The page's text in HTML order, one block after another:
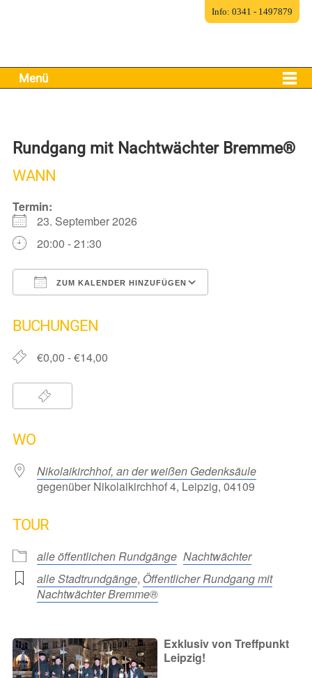
Menü
Rundgang mit Nachtwächter Bremme®
WANN
Termin:
23. September 2026
20:00 - 21:30
ZUM KALENDER HINZUFÜGEN
BUCHUNGEN
€0,00 - €14,00
WO
Nikolaikirchhof, an der weißen Gedenksäule
gegenüber Nikolaikirchhof 4, Leipzig, 04109
TOUR
alle öffentlichen Rundgänge Nachtwächter
alle Stadtrundgänge, Öffentlicher Rundgang mit
Nachtwächter Bremme®
Exklusiv von Treffpunkt
Leipzig!
Info: 0341 - 1497879